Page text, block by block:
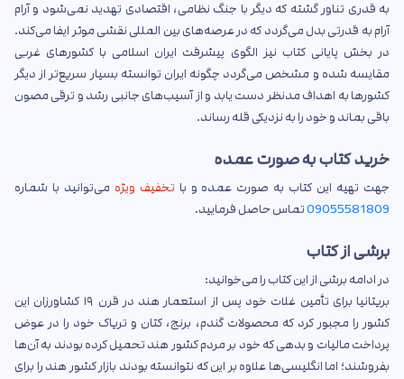
به قدری تناور گشته که دیگر با جنگ نظامی، اقتصادی تهدید نمی‌شود و آرام
آرام به قدرتی بدل می‌گردد که در عرصه‌های بین المللی نقشی موثر ایفا می‌کند.
در بخش پایانی کتاب نیز الگوی پیشرفت ایران اسلامی با کشورهای غربی
مقایسه شده و مشخص می‌گردد چگونه ایران توانسته بسیار سریع‌تر از دیگر
کشورها به اهداف مدنظر دست یابد و از آسیب‌های جانبی رشد و ترقی مصون
باقی بماند و خود را به نزدیکی قله رساند.
خرید کتاب به صورت عمده
جهت تهیه این کتاب به صورت عمده و با تخفیف ویژه می‌توانید با شماره
09055581809تماس حاصل فرمایید.
برشی از کتاب
در ادامه برشی از این کتاب را می‌خوانید:
بریتانیا برای تأمین غلات خود پس از استعمار هند در قرن ۱۹ کشاورزان این
کشور را مجبور کرد که محصولات گندم، برنج، کتان و تریاک خود را در عوض
پرداخت مالیات و بدهی که خود بر مردم کشور هند تحمیل کرده بودند به آن‌ها
بفروشند؛ اما انگلیسی‌ها علاوه بر این که نتوانسته بودند بازار کشور هند را برای